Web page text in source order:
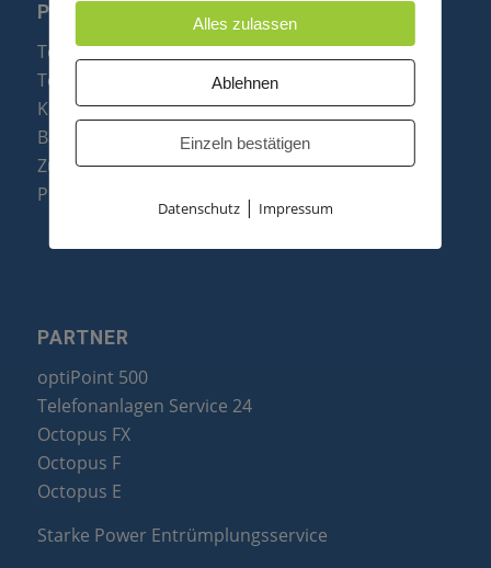
PRODUKTE
Telefonanlagen
Telefone
Konftel Konferenztelefone
Baugruppen
Zubehör & Ersatzteile
Produktzusammenfassung
PARTNER
optiPoint 500
Telefonanlagen Service 24
Octopus FX
Octopus F
Octopus E
Starke Power Entrümplungsservice
Alles zulassen
Ablehnen
Einzeln bestätigen
Datenschutz| Impressum